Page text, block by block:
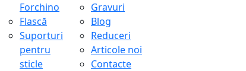
Forchino
Flască
Suporturi
pentru
sticle
Gravuri
Blog
Reduceri
Articole noi
Contacte